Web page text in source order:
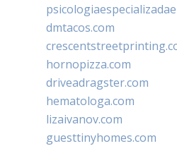
dmtacos.com
hornopizza.com
driveadragster.com
hematologa.com
lizaivanov.com
guesttinyhomes.com